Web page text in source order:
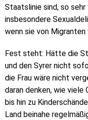
Staatslinie sind, so
insbesondere
wenn sie von
Fest steht: Hätte die
und den Syrer nicht
die Frau wäre nicht
daran denken, wie
bis hin zu
Land beinahe